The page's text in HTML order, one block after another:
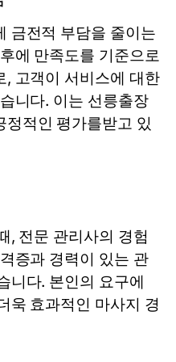
금전적 부담을 줄이는
에 만족도를 기준으로
, 고객이 서비스에 대한
니다. 이는 선릉출장
적인 평가를받고 있
, 전문 관리사의 경험
증과 경력이 있는 관
니다. 본인의 요구에
욱 효과적인 마사지 경